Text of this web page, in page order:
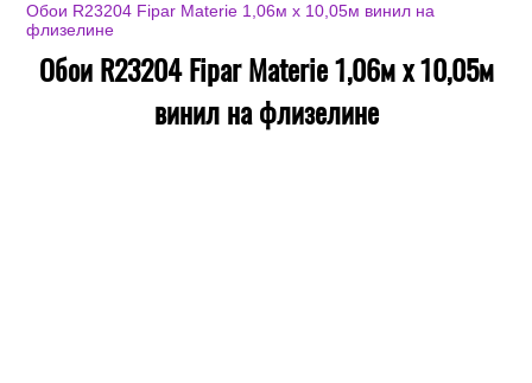
Обои R23204 Fipar Materie 1,06м х 10,05м винил на
флизелине
Обои R23204 Fipar Materie 1,06м х 10,05м
винил на флизелине